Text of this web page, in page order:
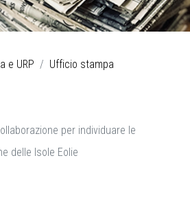
e URP
Ufficio stampa
per individuare le
delle Isole Eolie